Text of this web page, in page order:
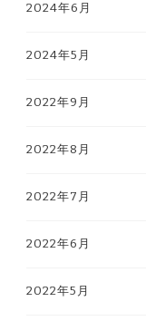
2024年6月
2024年5月
2022年9月
2022年8月
2022年7月
2022年6月
2022年5月